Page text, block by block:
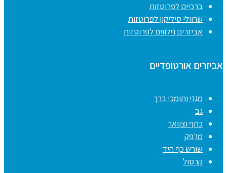
ברכיים לפרוטזות
שרוולי סיליקון לפרוטזות
אביזרים נילווים לפרוטזות
אביזרים אורטופדיים
מגני ותומכי ברך
גב
כתף וצוואר
מרפק
שורש כף היד
קרסול